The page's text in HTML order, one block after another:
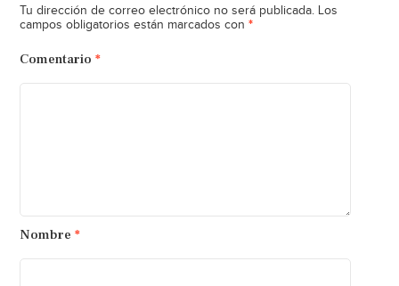
Tu dirección de correo electrónico no será publicada. Los
campos obligatorios están marcados con *
Comentario *
Nombre *